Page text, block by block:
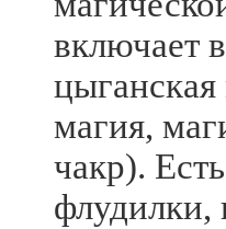
включает
цыганская
магия,
чакр).
флудилки,